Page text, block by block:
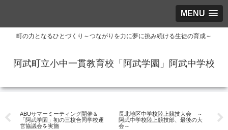
MENU
町の力となるひとづくり～つながりを力に夢に挑み続ける生徒の育成～
阿武町立小中一貫教育校「阿武学園」阿武中学校
ABUサマーミーティング開催＆
「阿武学園」初の三校合同学校運
営協議会を実施
長北地区中学校陸上競技大会 ～
阿武中学校陸上競技部、最後の大
会～
で
～